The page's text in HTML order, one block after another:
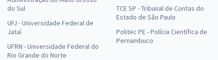
do Sul
UFJ - Universidade Federal de
Jataí
UFRN - Universidade Federal do
Rio Grande do Norte
TCE SP - Tribunal de Contas do
Estado de São Paulo
Politec PE - Polícia Científica de
Pernambuco